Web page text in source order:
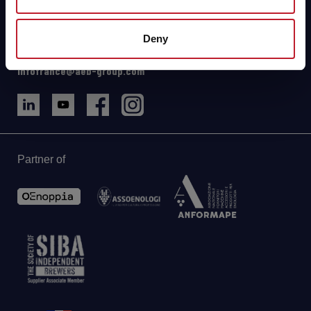
Deny
68240 Kaysersberg-Vignoble (France)
infofrance@aeb-group.com
Partner of